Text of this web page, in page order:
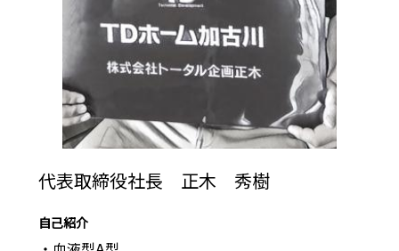
代表取締役社長 正木 秀樹
自己紹介